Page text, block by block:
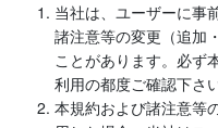
当社は、ユーザーに事
諸注意等の変更（追加
ことがあります。必ず
利用の都度ご確認下さい
本規約および諸注意等